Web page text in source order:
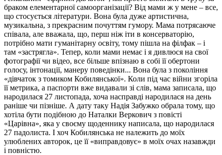
браком елементарної самоорганізації? Від мами ж у мене – все,
що стосується літератури. Вона була дуже артистична,
музикальна, з прекрасним почуттям гумору. Мама потрясаюче
співала, але вважала, що, перш ніж іти в консерваторію,
потрібно мати гуманітарну освіту, тому пішла на філфак – і
там «застрягла». Тепер, коли мами немає і я дивлюся на свої
фотографії чи відео, все більше впізнаю в собі її обертони
голосу, інтонації, манеру поведінки... Вона була з покоління
«дівчаток з томиком Кобилянської». Коли під час війни згоріла
її метрика, а паспорти вже видавали зі слів, мама записала, що
народилася 27 листопада, хоча насправді народилася на день
раніше чи пізніше. А дату таку Надія Забужко обрала тому, що
хотіла бути подібною до Наталки Веркович з повісті
«Царівна», яка у своєму щоденнику написала, що народилася
27 падолиста. І хоч Кобилянська не належить до моїх
улюблених авторок, це її «виправдовує» в моїх очах назавжди
і повністю.